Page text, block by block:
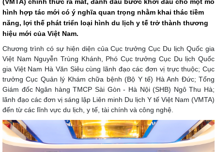
(VMTA) chính thức ra mắt, đánh dấu bước khởi đầu cho một mô
hình hợp tác mới có ý nghĩa quan trọng nhằm khai thác tiềm
năng, lợi thế phát triển loại hình du lịch y tế trở thành thương
hiệu mới của Việt Nam.
Chương trình có sự hiện diện của Cục trưởng Cục Du lịch Quốc gia
Việt Nam Nguyễn Trùng Khánh, Phó Cục trưởng Cục Du lịch Quốc
gia Việt Nam Hà Văn Siêu cùng lãnh đạo các đơn vị trực thuộc; Cục
trưởng Cục Quản lý Khám chữa bệnh (Bộ Y tế) Hà Anh Đức; Tổng
Giám đốc Ngân hàng TMCP Sài Gòn - Hà Nội (SHB) Ngô Thu Hà;
lãnh đạo các đơn vị sáng lập Liên minh Du lịch Y tế Việt Nam (VMTA)
đến từ các lĩnh vực du lịch, y tế, tài chính và công nghệ.